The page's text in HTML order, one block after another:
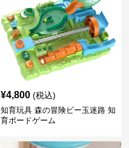
¥4,800 (税込)
知育玩具 森の冒険ビー玉迷路 知
育ボードゲーム